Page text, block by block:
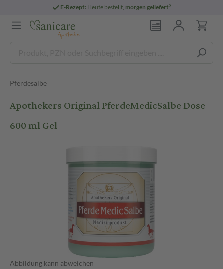
E-Rezept: Heute bestellt, morgen geliefert3
Pferdesalbe
Apothekers Original PferdeMedicSalbe Dose
600 ml Gel
Abbildung kann abweichen